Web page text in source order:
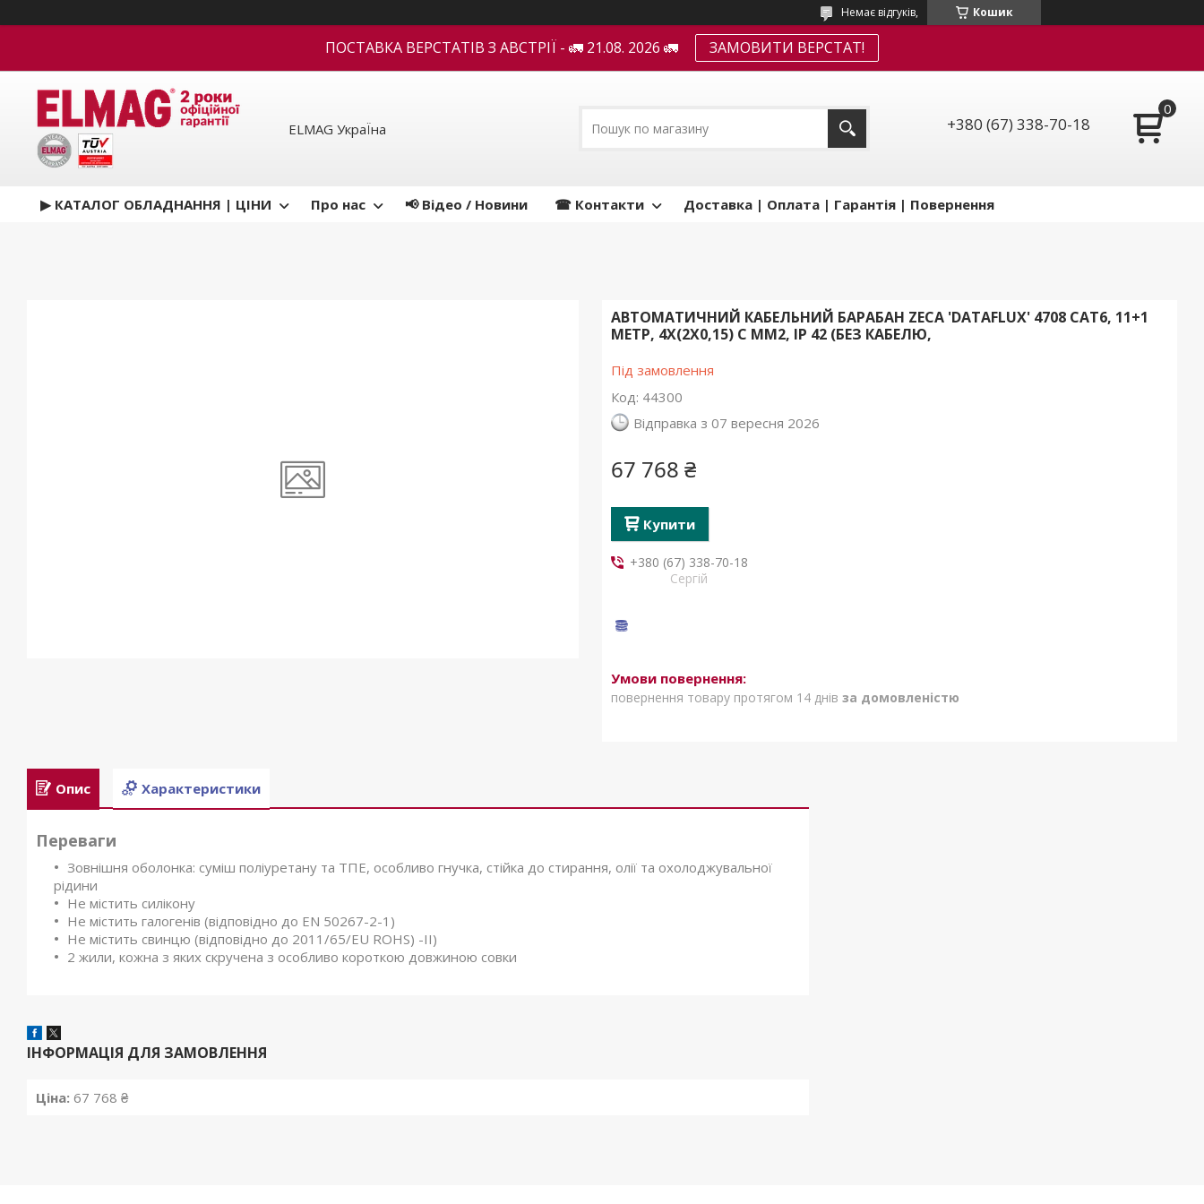
Кошик
Немає відгуків,
ПОСТАВКА ВЕРСТАТІВ З АВСТРІЇ - 🚛 21.08. 2026 🚛 ЗАМОВИТИ ВЕРСТАТ!
ELMAG УкраЇна +380 (67) 338-70-18
▶ КАТАЛОГ ОБЛАДНАННЯ | ЦІНИ Про нас 📢 Відео / Новини ☎ Контакти Доставка | Оплата | Гарантія | Повернення
АВТОМАТИЧНИЙ КАБЕЛЬНИЙ БАРАБАН ZECA 'DATAFLUX' 4708 CAT6, 11+1
МЕТР, 4X(2X0,15) C ММ2, IP 42 (БЕЗ КАБЕЛЮ,
Під замовлення
Код: 44300
Відправка з 07 вересня 2026
67 768 ₴
Купити
+380 (67) 338-70-18
Сергій
повернення товару протягом 14 днів за домовленістю
Опис Характеристики
Переваги
Зовнішня оболонка: суміш поліуретану та ТПЕ, особливо гнучка, стійка до стирання, олії та охолоджувальної
рідини
Не містить силікону
Не містить галогенів (відповідно до EN 50267-2-1)
Не містить свинцю (відповідно до 2011/65/EU ROHS) -II)
2 жили, кожна з яких скручена з особливо короткою довжиною совки
ІНФОРМАЦІЯ ДЛЯ ЗАМОВЛЕННЯ
Ціна: 67 768 ₴